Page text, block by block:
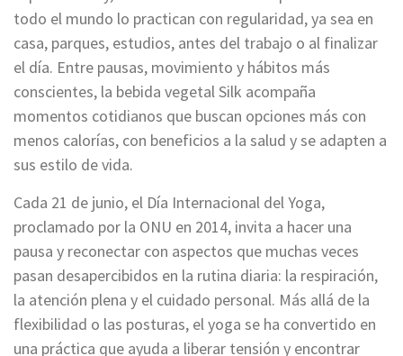
todo el mundo lo practican con regularidad, ya sea en
casa, parques, estudios, antes del trabajo o al finalizar
el día. Entre pausas, movimiento y hábitos más
conscientes, la bebida vegetal Silk acompaña
momentos cotidianos que buscan opciones más con
menos calorías, con beneficios a la salud y se adapten a
sus estilo de vida.
Cada 21 de junio, el Día Internacional del Yoga,
proclamado por la ONU en 2014, invita a hacer una
pausa y reconectar con aspectos que muchas veces
pasan desapercibidos en la rutina diaria: la respiración,
la atención plena y el cuidado personal. Más allá de la
flexibilidad o las posturas, el yoga se ha convertido en
una práctica que ayuda a liberar tensión y encontrar